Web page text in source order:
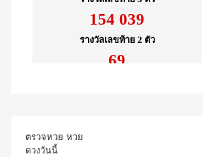
ตรวจหวย หวย
ดวงวันนี้